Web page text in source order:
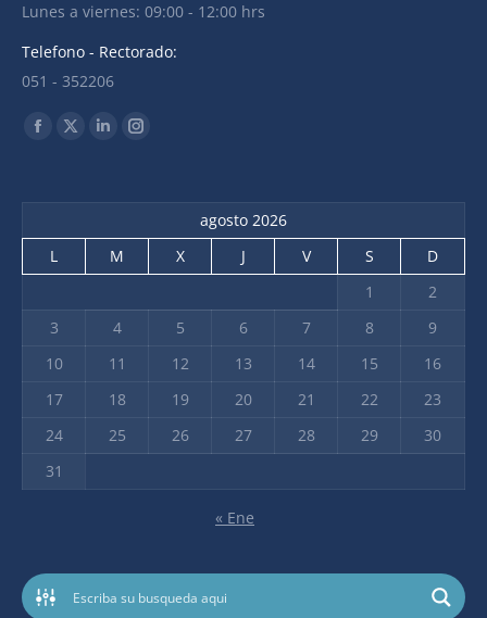
Lunes a viernes: 09:00 - 12:00 hrs
Telefono - Rectorado:
051 - 352206
Find us on:
agosto 2026
L
M X J V S
D
1
2
3
4 5 6 7 8
9
10
11 12 13 14 15
16
17
18 19 20 21 22
23
24
25 26 27 28 29
30
31
« Ene